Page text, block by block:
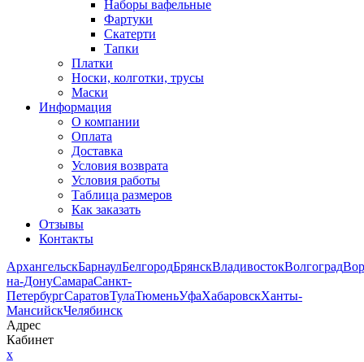
Наборы вафельные
Фартуки
Скатерти
Тапки
Платки
Носки, колготки, трусы
Маски
Информация
О компании
Оплата
Доставка
Условия возврата
Условия работы
Таблица размеров
Как заказать
Отзывы
Контакты
АрхангельскБарнаулБелгородБрянскВладивостокВолгоград
на-ДонуСамараСанкт-
ПетербургСаратовТулаТюменьУфаХабаровскХанты-
МансийскЧелябинск
Адрес
Кабинет
x